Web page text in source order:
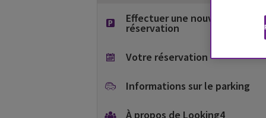
Effectuer une nouvelle
réservation
Votre réservation
Informations sur le parking
À propos de Looking4